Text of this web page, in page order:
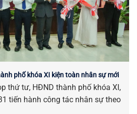
phố khóa XI kiện toàn nhân sự mới
thứ tư, HĐND thành phố khóa XI,
tiến hành công tác nhân sự theo